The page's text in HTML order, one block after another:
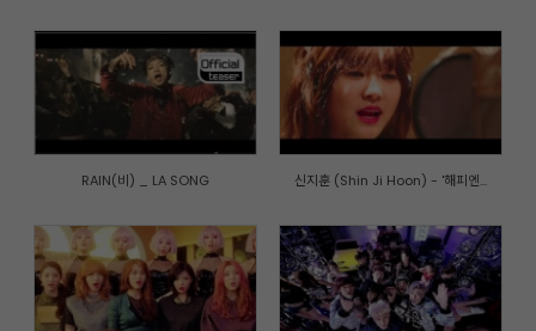
RAIN(비) _ LA SONG 신지훈 (Shin Ji Hoon) - '해피엔...